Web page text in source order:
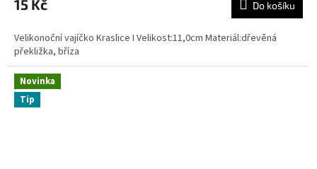
15 Kč Do košíku
Velikonoční vajíčko Kraslice I Velikost:11,0cm Materiál:dřevěná
překližka, bříza
Novinka
Tip